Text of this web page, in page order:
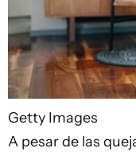
Getty Images
A pesar de las